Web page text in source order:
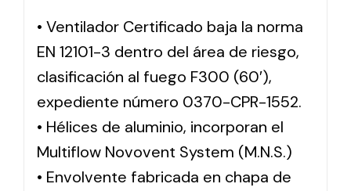
• Ventilador Certificado baja la norma
EN 12101-3 dentro del área de riesgo,
clasificación al fuego F300 (60′),
expediente número 0370-CPR-1552.
• Hélices de aluminio, incorporan el
Multiflow Novovent System (M.N.S.)
• Envolvente fabricada en chapa de